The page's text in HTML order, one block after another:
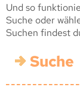
Und so
Suche oder
Suchen findest
Suche